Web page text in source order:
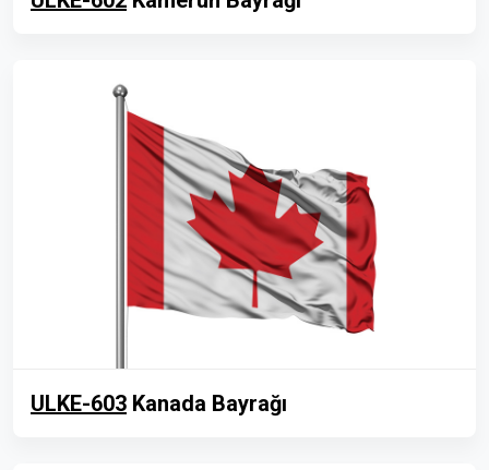
ULKE-603 Kanada Bayrağı